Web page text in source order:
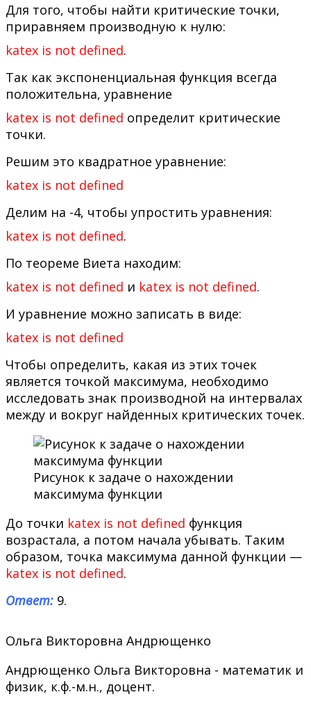
Для того, чтобы найти критические точки,
приравняем производную к нулю:
katex is not defined.
Так как экспоненциальная функция всегда
положительна, уравнение
katex is not defined определит критические
точки.
Решим это квадратное уравнение:
katex is not defined
Делим на -4, чтобы упростить уравнения:
katex is not defined.
По теореме Виета находим:
katex is not defined и katex is not defined.
И уравнение можно записать в виде:
katex is not defined
Чтобы определить, какая из этих точек
является точкой максимума, необходимо
исследовать знак производной на интервалах
между и вокруг найденных критических точек.
Рисунок к задаче о нахождении
максимума функции
До точки katex is not defined функция
возрастала, а потом начала убывать. Таким
образом, точка максимума данной функции —
katex is not defined.
Ответ: 9.
Ольга Викторовна Андрющенко
Андрющенко Ольга Викторовна - математик и
физик, к.ф.-м.н., доцент.